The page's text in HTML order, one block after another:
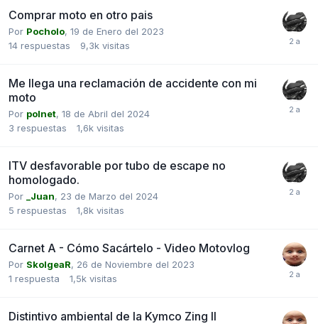
Comprar moto en otro pais
Por Pocholo, 19 de Enero del 2023
14 respuestas 9,3k visitas
Me llega una reclamación de accidente con mi
moto
Por polnet, 18 de Abril del 2024
3 respuestas 1,6k visitas
ITV desfavorable por tubo de escape no
homologado.
Por _Juan, 23 de Marzo del 2024
5 respuestas 1,8k visitas
Carnet A - Cómo Sacártelo - Video Motovlog
Por SkolgeaR, 26 de Noviembre del 2023
1 respuesta 1,5k visitas
Distintivo ambiental de la Kymco Zing II